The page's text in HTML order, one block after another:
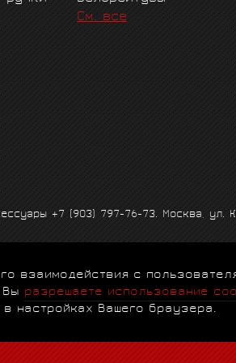
См. все
+7 (903) 797-76-73. Москва, ул.
| Договор-оферта | Клубная
взаимодействия с
разрешаете использование
настройках Вашего браузера.